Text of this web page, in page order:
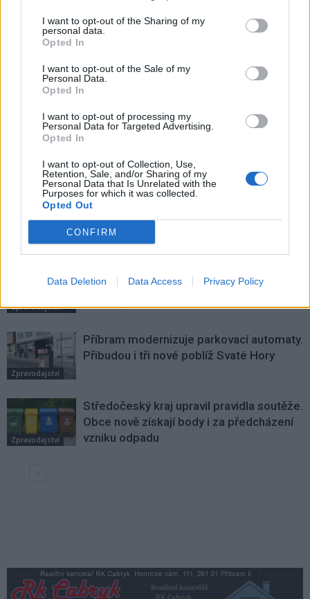
I want to opt-out of the Sharing of my
personal data.
Opted In
I want to opt-out of the Sale of my
Personal Data.
Opted In
I want to opt-out of processing my
Personal Data for Targeted Advertising.
Opted In
I want to opt-out of Collection, Use,
Retention, Sale, and/or Sharing of my
Personal Data that Is Unrelated with the
Purposes for which it was collected.
Opted Out
CONFIRM
Data Deletion Data Access Privacy Policy
Předchozí článek
zdarma odevzdat pneumatiky?
pomoci Techak
SOUVISEJÍCÍ ČLÁNKY
VÍCE OD AUTORA
Zpravodajství
Většina koupališť na Příbramsku nabízí
výborné podmínky. Horší voda je jen na
Živohošti
Zpravodajství
Příbram modernizuje parkovací automaty.
Přibudou i tři nové poblíž Svaté Hory
Zpravodajství
Středočeský kraj upravil pravidla soutěže.
Obce nově získají body i za předcházení
vzniku odpadu